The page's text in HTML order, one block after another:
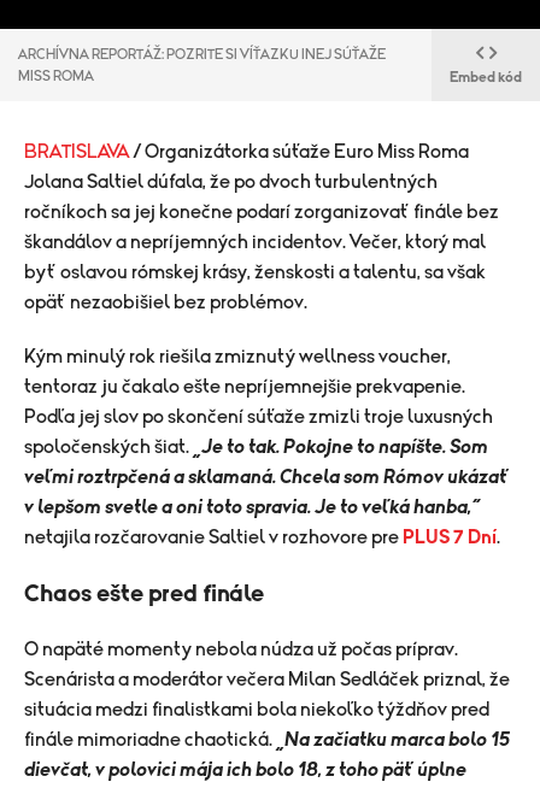
ARCHÍVNA REPORTÁŽ: POZRITE SI VÍŤAZKU INEJ SÚŤAŽE
MISS ROMA
Embed kód
BRATISLAVA / Organizátorka súťaže Euro Miss Roma
Jolana Saltiel dúfala, že po dvoch turbulentných
ročníkoch sa jej konečne podarí zorganizovať finále bez
škandálov a nepríjemných incidentov. Večer, ktorý mal
byť oslavou rómskej krásy, ženskosti a talentu, sa však
opäť nezaobišiel bez problémov.
Kým minulý rok riešila zmiznutý wellness voucher,
tentoraz ju čakalo ešte nepríjemnejšie prekvapenie.
Podľa jej slov po skončení súťaže zmizli troje luxusných
spoločenských šiat.
„Je to tak. Pokojne to napíšte. Som
veľmi roztrpčená a sklamaná. Chcela som Rómov ukázať
v lepšom svetle a oni toto spravia. Je to veľká hanba,“
netajila rozčarovanie Saltiel v rozhovore pre PLUS 7 Dní.
Chaos ešte pred finále
O napäté momenty nebola núdza už počas príprav.
Scenárista a moderátor večera Milan Sedláček priznal, že
situácia medzi finalistkami bola niekoľko týždňov pred
finále mimoriadne chaotická. „Na začiatku marca bolo 15
dievčat, v polovici mája ich bolo 18, z toho päť úplne